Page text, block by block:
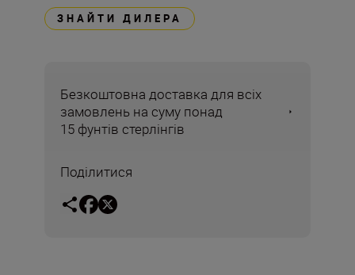
ЗНАЙТИ ДИЛЕРА
Безкоштовна доставка для всіх
замовлень на суму понад
15 фунтів стерлінгів
Поділитися